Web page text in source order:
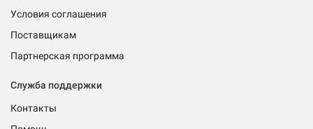
Условия соглашения
Поставщикам
Партнерская программа
Служба поддержки
Контакты